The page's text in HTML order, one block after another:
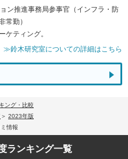
ン推進事務局参事官（インフラ・防
常勤）
ケティング。
≫鈴木研究室についての詳細はこちら
ング・比較
2023年版
情報
ランキング一覧